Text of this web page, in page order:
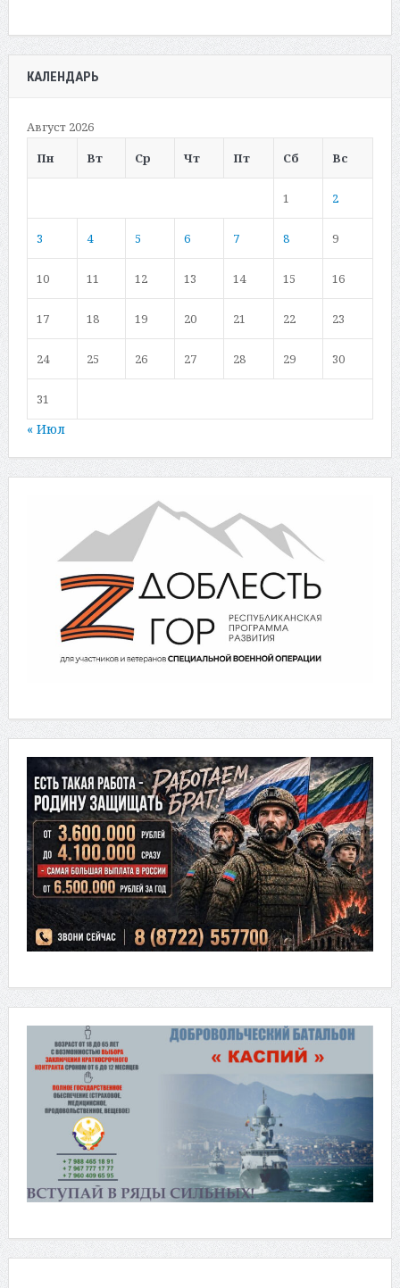
КАЛЕНДАРЬ
Август 2026
Пн
Вт Ср Чт Пт Сб Вс
1 2
3 4 5 6 7 8 9
10 11 12 13 14 15 16
17 18 19 20 21 22 23
24 25 26 27 28 29 30
31
« Июл